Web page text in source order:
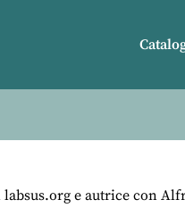
e autrice con